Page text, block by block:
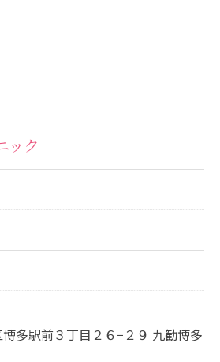
ック
多駅前３丁目２６−２９ 九勧博多